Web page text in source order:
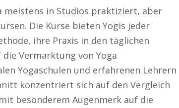
in Studios praktiziert, aber
Die Kurse bieten Yogis jeder
ihre Praxis in den täglichen
Vermarktung von Yoga
Yogaschulen und erfahrenen Lehrern
konzentriert sich auf den Vergleich
besonderem Augenmerk auf die